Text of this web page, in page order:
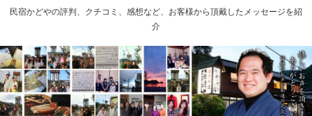
民宿かどやの評判、クチコミ、感想など、お客様から頂戴したメッセージを紹
介